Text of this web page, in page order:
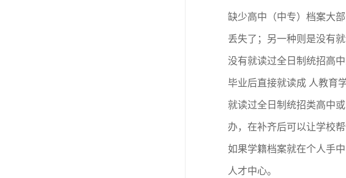
缺少高中（中专）档案大
丢失了；另一种则是没有
没有就读过全日制统招高
毕业后直接就读成 人教育
就读过全日制统招类高中
办，在补齐后可以让学校
如果学籍档案就在个人手
人才中心。